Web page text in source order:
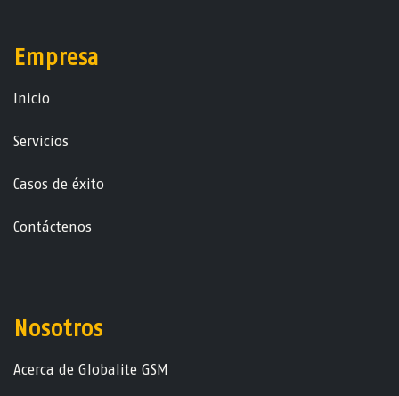
Empresa
Ini​ci​o
Servicios
Casos de éxito
Contáctenos
Nosotros
Acerca de Globalite GSM